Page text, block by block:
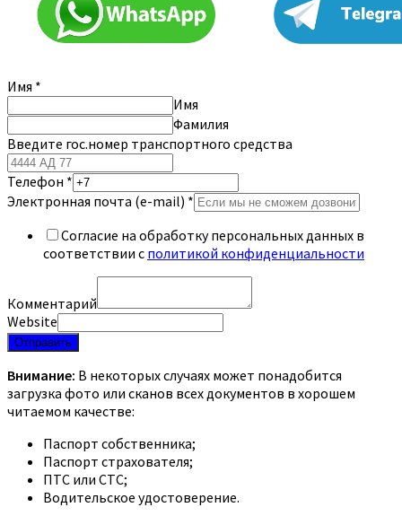
Имя *
Имя
Фамилия
Введите гос.номер транспортного средства
Телефон *
Электронная почта (e-mail) *
Согласие на обработку персональных данных в
соответствии с политикой конфиденциальности
Комментарий
Website
Отправить
Внимание: В некоторых случаях может понадобится
загрузка фото или сканов всех документов в хорошем
читаемом качестве:
Паспорт собственника;
Паспорт страхователя;
ПТС или СТС;
Водительское удостоверение.